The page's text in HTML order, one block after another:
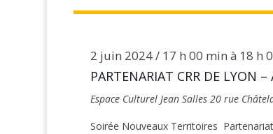
PARTENARIAT CRR DE LYON
2 juin 2024 / 17 h 00 min à 18 h
Espace Culturel Jean Salles20 rue
Soirée Nouveaux Territoires